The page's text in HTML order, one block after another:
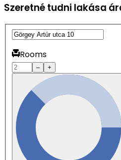
Szeretné tudni lakása
Rooms
– +